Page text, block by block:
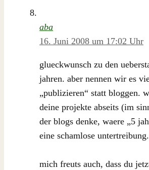
aba
16. Juni 2008 um 17:02 Uhr
glueckwunsch zu den
jahren. aber nennen wir es
„publizieren“ statt bloggen.
deine projekte abseits (im
der blogs denke, waere „5
eine schamlose untertreibung.
mich freuts auch, dass du